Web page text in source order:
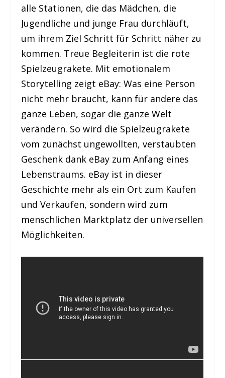
alle Stationen, die das Mädchen, die
Jugendliche und junge Frau durchläuft,
um ihrem Ziel Schritt für Schritt näher zu
kommen. Treue Begleiterin ist die rote
Spielzeugrakete. Mit emotionalem
Storytelling zeigt eBay: Was eine Person
nicht mehr braucht, kann für andere das
ganze Leben, sogar die ganze Welt
verändern. So wird die Spielzeugrakete
vom zunächst ungewollten, verstaubten
Geschenk dank eBay zum Anfang eines
Lebenstraums. eBay ist in dieser
Geschichte mehr als ein Ort zum Kaufen
und Verkaufen, sondern wird zum
menschlichen Marktplatz der universellen
Möglichkeiten.